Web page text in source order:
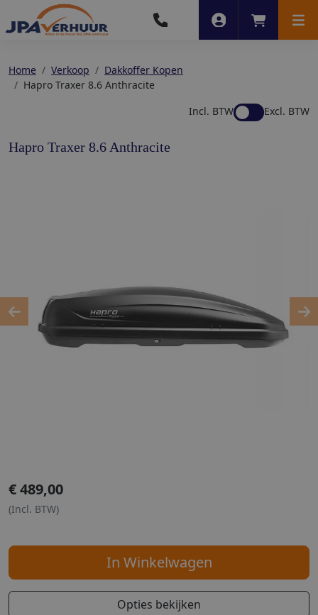
Account
Home Verkoop
Dakkoffer Kopen
Hapro Traxer 8.6 Anthracite
Incl. BTW
Excl. BTW
Hapro Traxer 8.6 Anthracite
€489,00
(Incl. BTW)
In Winkelwagen
Opties bekijken
Previous